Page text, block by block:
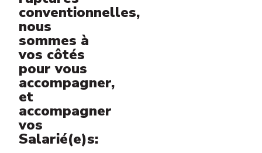
conventionnelles,
nous
sommes à
vos côtés
pour vous
accompagner,
et
accompagner
vos
Salarié(e)s: